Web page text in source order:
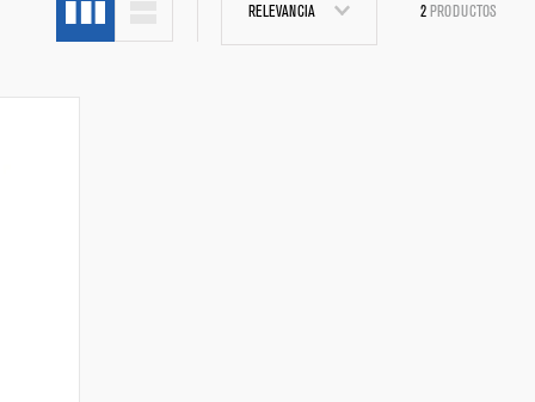
RELEVANCIA 2 PRODUCTOS